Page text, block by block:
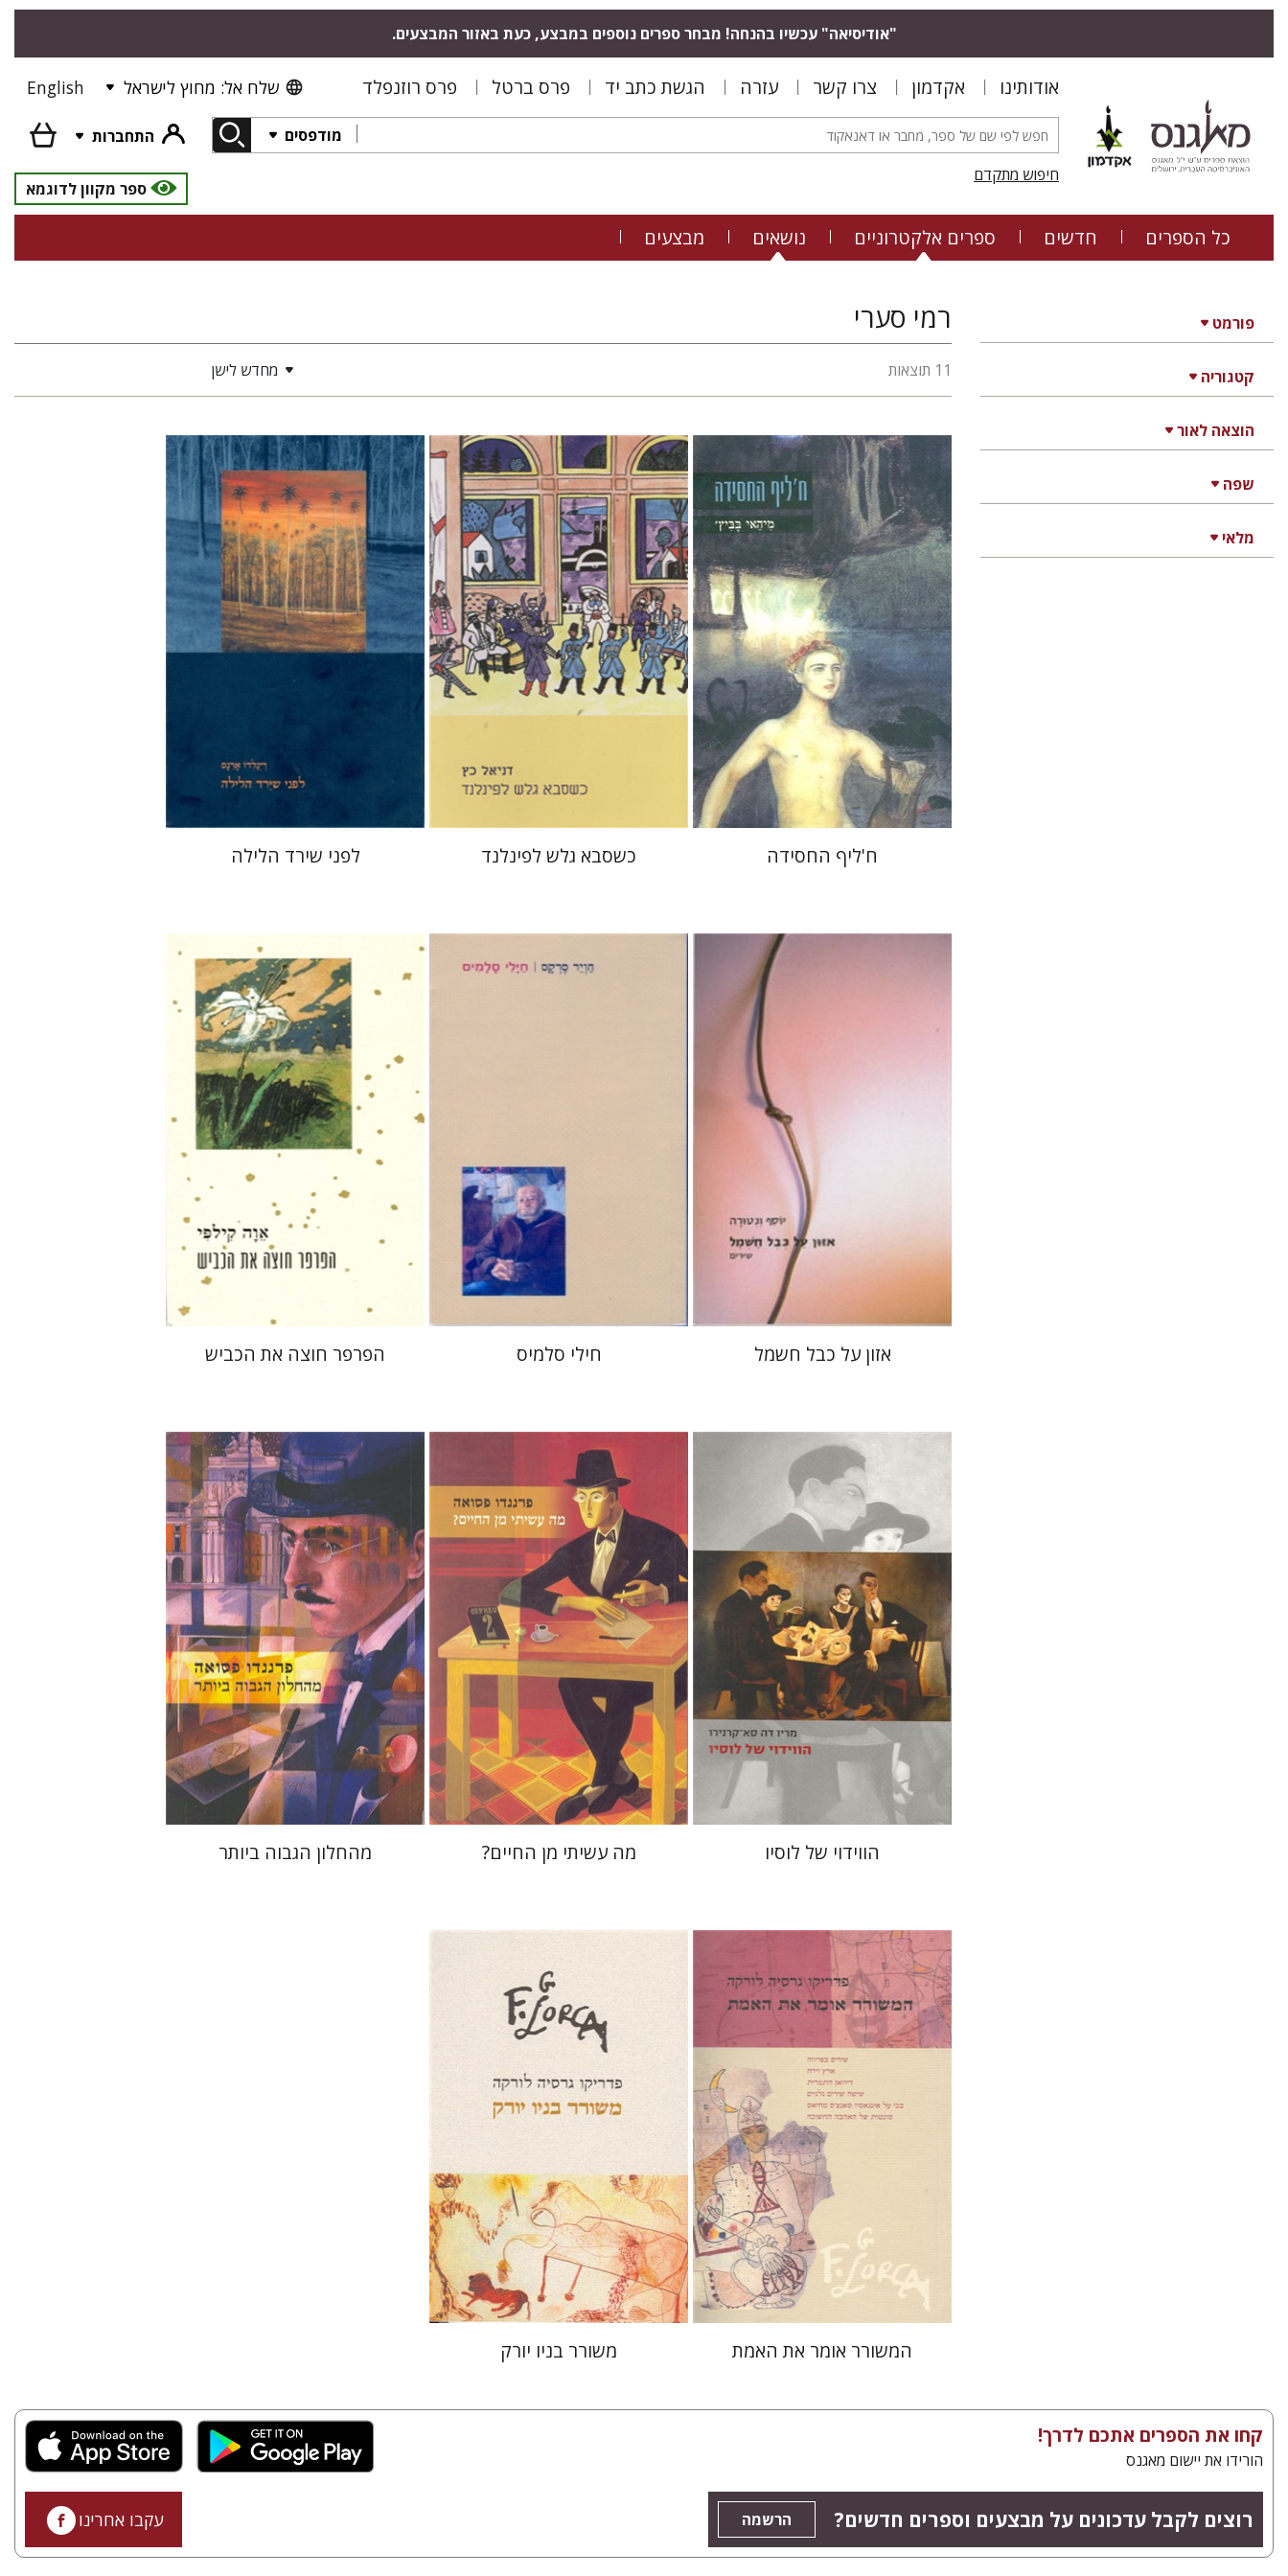
"אודיסיאה" עכשיו בהנחה! מבחר ספרים נוספים במבצע, כעת באזור המבצעים.
אודותינו אקדמון צרו קשר עזרה הגשת כתב יד פרס ברטל פרס רוזנפלד שלח אל: מחוץ לישראל English
מודפסים
התחברות
חיפוש מתקדם
ספר מקוון לדוגמא
כל הספרים חדשים ספרים אלקטרוניים נושאים מבצעים
פורמט
קטגוריה
הוצאה לאור
שפה
מלאי
רמי סערי
11 תוצאות מחדש לישן
מיהאי בביץ`
רמי סערי
הנחת אתר ספר מודפס
$0
$0
ח'ליף החסידה
דניאל כץ
רמי סערי
כשסבא גלש לפינלנד
רינלדו ארנס
רמי סערי
$32
לפני שירד הלילה
הנחת אתר ספר מודפס
$17
אזון על כבל חשמל
חויר סרקס
הנחת אתר ספר מודפס
$28
$25
חילי סלמיס
אוה קילפי
רמי סערי
הנחת אתר ספר מודפס
$32
$29
הפרפר חוצה את הכביש
מריו דה סא קרנירו
רמי סערי
הנחת אתר ספר מודפס
$26
$23
הווידוי של לוסיו
פרננדו פסואה
רמי סערי
פרנסישקו דה קושטה ריש
רמי סערי
הנחת אתר ספר מודפס
$39
$35
מה עשיתי מן החיים?
פרננדו פסואה
רמי סערי
פרנסישקו דה קושטה
ריש
יורם ברונובסקי
הנחת אתר ספר מודפס
$25
מהחלון הגבוה ביותר
פדריקו גרסיה לורקה
רמי סערי
הנחת אתר ספר מודפס
$25
$22
המשורר אומר את האמת
פדריקו גרסיה לורקה
הנחת אתר ספר מודפס
$25
$22
משורר בניו יורק
קחו את הספרים אתכם לדרך!
הורידו את יישום מאגנס
רוצים לקבל עדכונים על מבצעים וספרים חדשים? הרשמה עקבו אחרינו